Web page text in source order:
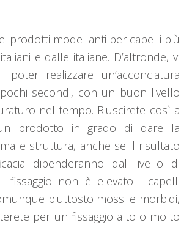
prodotti modellanti per capelli più
e dalle italiane. D’altronde, vi
poter realizzare un’acconciatura
secondi, con un buon livello
nel tempo. Riuscirete così a
prodotto in grado di dare la
e struttura, anche se il risultato
dipenderanno dal livello di
fissaggio non è elevato i capelli
piuttosto mossi e morbidi,
per un fissaggio alto o molto